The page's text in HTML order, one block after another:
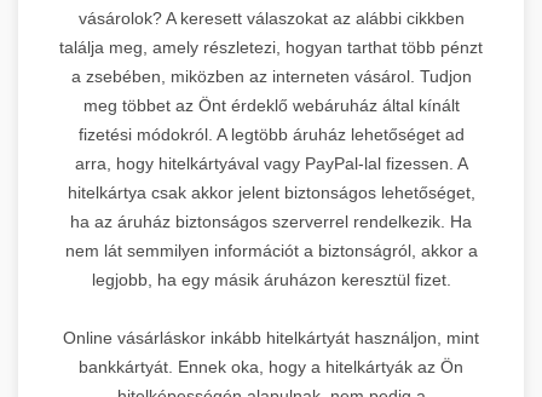
vásárolok? A keresett válaszokat az alábbi cikkben
találja meg, amely részletezi, hogyan tarthat több pénzt
a zsebében, miközben az interneten vásárol. Tudjon
meg többet az Önt érdeklő webáruház által kínált
fizetési módokról. A legtöbb áruház lehetőséget ad
arra, hogy hitelkártyával vagy PayPal-lal fizessen. A
hitelkártya csak akkor jelent biztonságos lehetőséget,
ha az áruház biztonságos szerverrel rendelkezik. Ha
nem lát semmilyen információt a biztonságról, akkor a
legjobb, ha egy másik áruházon keresztül fizet.
Online vásárláskor inkább hitelkártyát használjon, mint
bankkártyát. Ennek oka, hogy a hitelkártyák az Ön